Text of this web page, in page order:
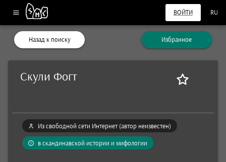
ВОЙТИ RU
Назад к поиску Избранное
Скули Фогт
Из свободной сети Интернет (автор неизвестен)
в скандинавской истории и мифологии